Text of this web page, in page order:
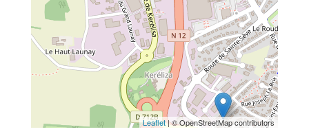
Leaflet| © OpenStreetMap contributors